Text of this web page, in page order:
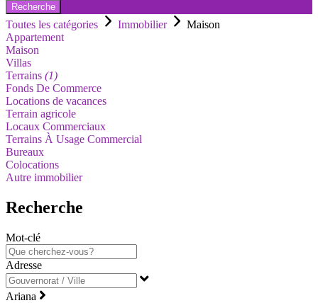
Recherche
Toutes les catégories Immobilier
Maison
Appartement
Maison
Villas
Terrains (1)
Fonds De Commerce
Locations de vacances
Terrain agricole
Locaux Commerciaux
Terrains À Usage Commercial
Bureaux
Colocations
Autre immobilier
Recherche
Mot-clé
Adresse
Ariana